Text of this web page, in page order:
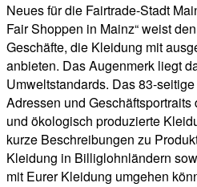
Neues für die Fairtrade-Stadt
Fair Shoppen in Mainz“ weist
Geschäfte, die Kleidung mit
anbieten. Das Augenmerk liegt
Umweltstandards. Das 83-
Adressen und
und ökologisch produzierte
kurze Beschreibungen zu
Kleidung in Billiglohnländern
mit Eurer Kleidung umgehen